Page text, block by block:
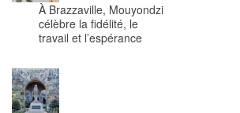
À Brazzaville, Mouyondzi
célèbre la fidélité, le
travail et l’espérance